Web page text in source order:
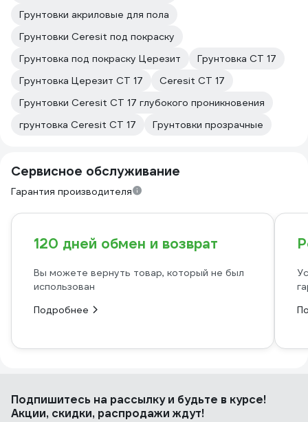
Грунтовки акриловые для пола
Грунтовки Ceresit под покраску
Грунтовка под покраску Церезит
Грунтовка CT 17
Грунтовка Церезит CT 17
Ceresit CT 17
Грунтовки Ceresit CT 17 глубокого проникновения
грунтовка Ceresit CT 17
Грунтовки прозрачные
Сервисное обслуживание
Гарантия производителя
120 дней обмен и возврат
Вы можете вернуть товар, который не был
использован
Подробнее
Подпишитесь на рассылкуи будьте в курсе!
Акции, скидки, распродажи ждут!